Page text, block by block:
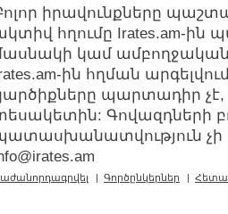
իրավունքները
հղումը Irates.am-ին
կամ
ին հղման
պարտադիր չէ,
Գովազդների
չի
| Գործընկերներ |